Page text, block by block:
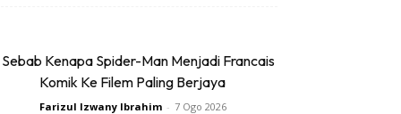
Kenapa Spider-Man Menjadi Francais
Komik Ke Filem Paling Berjaya
Farizul Izwany Ibrahim - 7 Ogo 2026